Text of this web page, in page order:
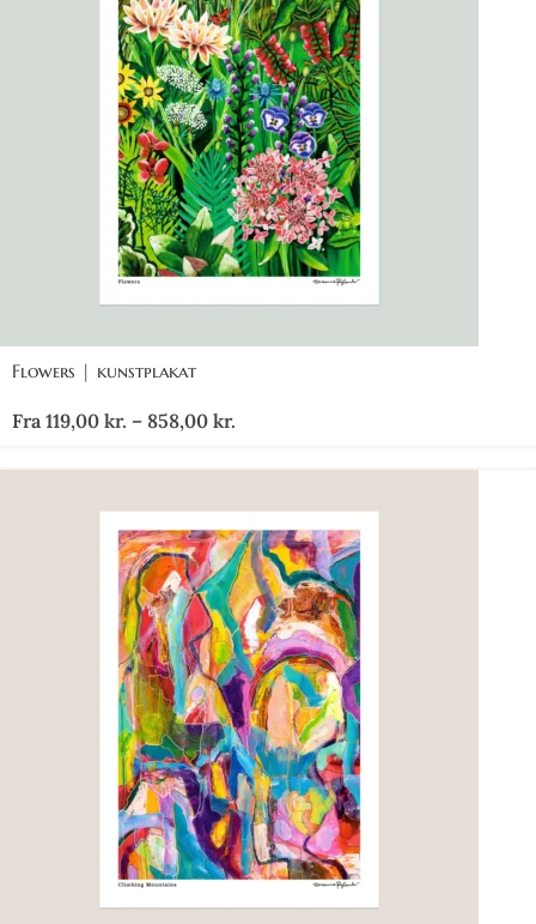
Flowers | kunstplakat
Fra 119,00 kr. – 858,00 kr.